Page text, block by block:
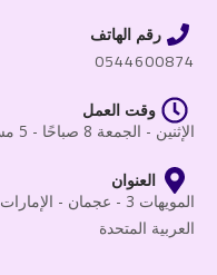
رقم الهاتف
0544600874
وقت العمل
الإثنين - الجمعة 8 صباحًا - 5 مساءً
العنوان
المويهات 3 - عجمان - الإمارات
العربية المتحدة